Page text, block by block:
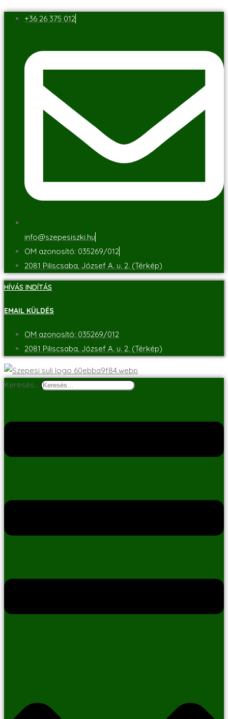
+36 26 375 012
info@szepesiszki.hu
OM azonosító: 035269/012
2081 Piliscsaba, József A. u. 2. (Térkép)
HÍVÁS INDÍTÁS
EMAIL KÜLDÉS
OM azonosító: 035269/012
2081 Piliscsaba, József A. u. 2. (Térkép)
Keresés…